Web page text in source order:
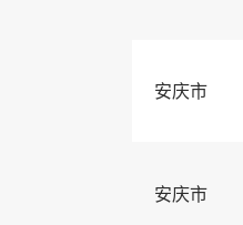
安庆市
安庆市